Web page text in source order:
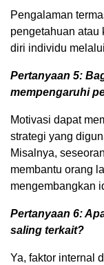
Pengalaman
pengetahuan atau
diri individu
Pertanyaan 5:
mempengaruhi
Motivasi dapat
strategi yang
Misalnya,
membantu orang
mengembangkan
Pertanyaan 6:
saling terkait?
Ya, faktor internal